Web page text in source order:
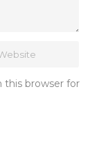
this browser for